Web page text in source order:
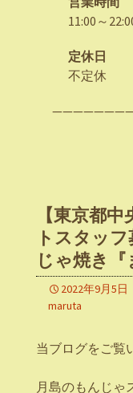
11:00～
定休日
不定休
【東京都
トスタッ
じゃ焼き『
2022年9月5日
maruta
当ブログをご覧
月島のもんじゃ